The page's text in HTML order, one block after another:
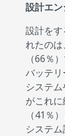
設計エ
設計を
れたの
（66％
バッテリ
システ
がこれ
（41％
システ